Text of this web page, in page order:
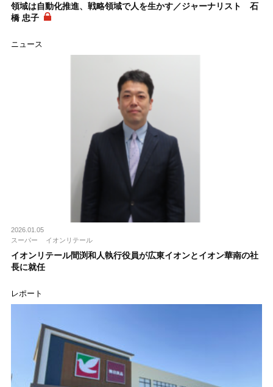
領域は自動化推進、戦略領域で人を生かす／ジャーナリスト 石
橋 忠子
ニュース
2026.01.05
スーパー
イオンリテール
イオンリテール間渕和人執行役員が広東イオンとイオン華南の社
長に就任
レポート